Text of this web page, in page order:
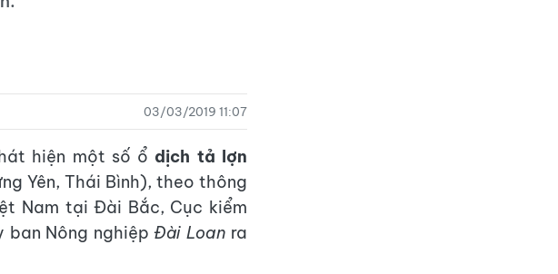
03/03/2019 11:07
hiện một số ổ dịch tả lợn
Yên, Thái Bình), theo thông
Nam tại Đài Bắc, Cục kiểm
ban Nông nghiệpĐài Loan ra